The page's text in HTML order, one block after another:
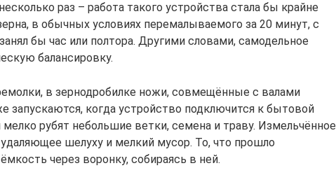
раз – работа такого устройства стала бы крайне
в обычных условиях перемалываемого за 20 минут, с
бы час или полтора. Другими словами, самодельное
балансировку.
в зернодробилке ножи, совмещённые с валами
запускаются, когда устройство подключится к бытовой
рубят небольшие ветки, семена и траву. Измельчённое
шелуху и мелкий мусор. То, что прошло
через воронку, собираясь в ней.